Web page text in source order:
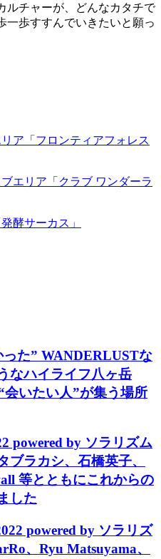
ルチャーが、どんなカタチで
一歩すすんでいきたいと願っ
ア 「フロンティアフォレス
エリア 「クラブ ワンダーラ
発酵サーカス」
た” WANDERLUSTな
なハイライフ八ヶ岳
いたい人”が集う場所
powered by ソラリズム
ブラカシ、石橋英子、
等とともにこれからの
した
powered by ソラリズ
、Ryu Matsuyama、